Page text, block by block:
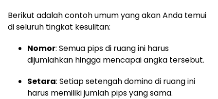
Berikut adalah contoh umum yang akan Anda temui
di seluruh tingkat kesulitan:
Nomor: Semua pips di ruang ini harus
dijumlahkan hingga mencapai angka tersebut.
Setara: Setiap setengah domino di ruang ini
harus memiliki jumlah pips yang sama.